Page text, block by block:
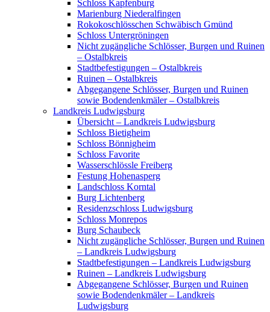
Schloss Kapfenburg
Marienburg Niederalfingen
Rokokoschlösschen Schwäbisch Gmünd
Schloss Untergröningen
Nicht zugängliche Schlösser, Burgen und Ruinen
– Ostalbkreis
Stadtbefestigungen – Ostalbkreis
Ruinen – Ostalbkreis
Abgegangene Schlösser, Burgen und Ruinen
sowie Bodendenkmäler – Ostalbkreis
Landkreis Ludwigsburg
Übersicht – Landkreis Ludwigsburg
Schloss Bietigheim
Schloss Bönnigheim
Schloss Favorite
Wasserschlössle Freiberg
Festung Hohenasperg
Landschloss Korntal
Burg Lichtenberg
Residenzschloss Ludwigsburg
Schloss Monrepos
Burg Schaubeck
Nicht zugängliche Schlösser, Burgen und Ruinen
– Landkreis Ludwigsburg
Stadtbefestigungen – Landkreis Ludwigsburg
Ruinen – Landkreis Ludwigsburg
Abgegangene Schlösser, Burgen und Ruinen
sowie Bodendenkmäler – Landkreis
Ludwigsburg